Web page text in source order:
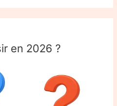
en 2026 ?